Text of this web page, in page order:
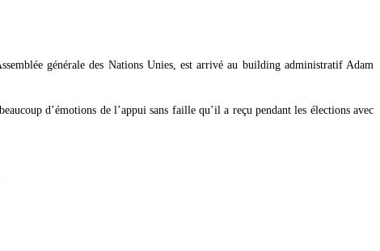
générale des Nations Unies, est arrivé au building administratif Adam
d’émotions de l’appui sans faille qu’il a reçu pendant les élections avec